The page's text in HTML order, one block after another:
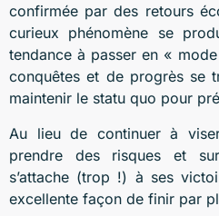
confirmée par des retours
curieux phénomène se
tendance à passer en «
conquêtes et de progrès se
maintenir le statu quo pour
Au lieu de continuer à
prendre des risques et
s’attache (trop !) à ses
excellente façon de finir par